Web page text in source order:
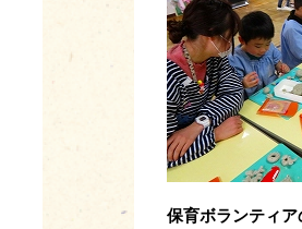
保育ボランティ